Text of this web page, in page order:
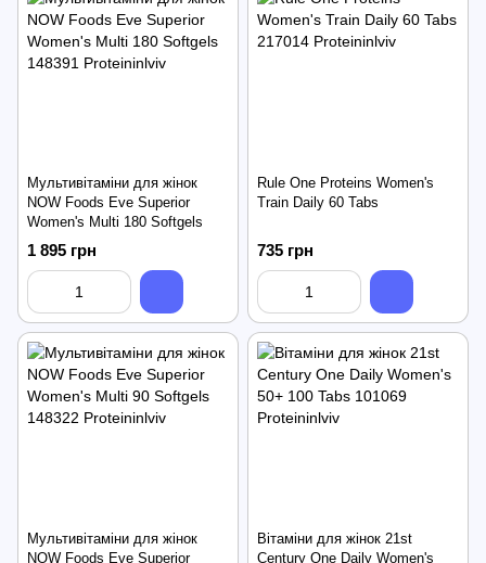
Мультивітаміни для жінок
NOW Foods Eve Superior
Women's Multi 180 Softgels
1 895 грн
Rule One Proteins Women's
Train Daily 60 Tabs
735 грн
Мультивітаміни для жінок
NOW Foods Eve Superior
Вітаміни для жінок 21st
Century One Daily Women's